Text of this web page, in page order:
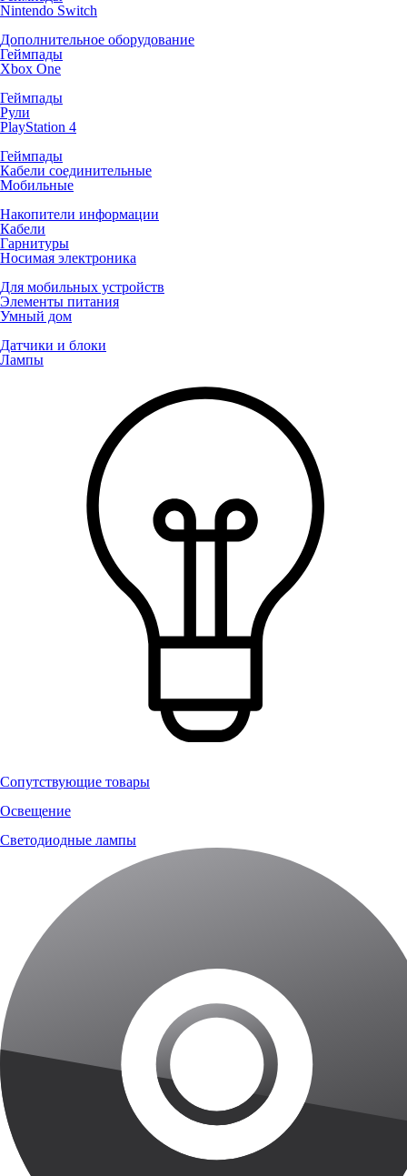
Nintendo Switch
Дополнительное оборудование
Геймпады
Xbox One
Геймпады
Рули
PlayStation 4
Геймпады
Кабели соединительные
Мобильные
Накопители информации
Кабели
Гарнитуры
Носимая электроника
Для мобильных устройств
Элементы питания
Умный дом
Датчики и блоки
Лампы
Сопутствующие товары
Освещение
Светодиодные лампы